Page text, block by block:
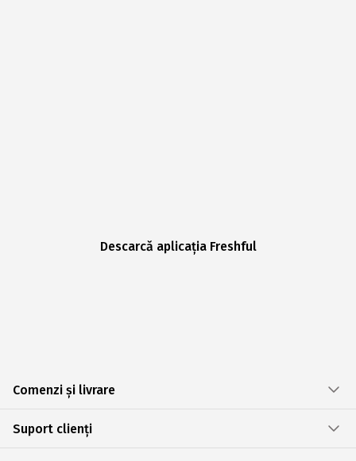
Descarcă aplicația Freshful
Comenzi și livrare
Suport clienți